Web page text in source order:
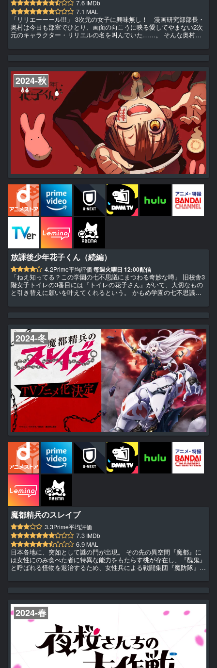
7.6 IMDb
7.1 MAL
「リリエーーール!!!」 3次元の女子に興味無し！ 漫画研究部部長・
奥村は今日も部室でひとり、画面の向こうに映る愛してやまない2次
元のキャラクター・リリエルの名を叫んでいた……。 そんな奥村の
乃リリサ。彼女は、漫画の中に登場する女の子のエッチで可愛い「衣
かしたリリサは、コスプレの写真や動画が詰め込まれた「ROM（...
2024-秋
放課後少年花子くん（続編）
4.2Prime平均評価 毎週火曜日 12:00配信
「ねえ知ってる？この学園の七不思議にまつわる奇妙な噂」 旧校舎3
階女子トイレの3番目には『トイレの花子さん』がいて、大切なもの
と引き替えに願いを叶えてくれるという。 かもめ学園の七不思議・
怪異事件ばかりが起こるこの学園で、彼らは平和な日をどう過ごして
2024-冬
魔都精兵のスレイブ
3.3Prime平均評価
7.3 IMDb
6.9 MAL
日本各地に、突如として謎の門が出現。 その先の異空間『魔都』に
は女性にのみ食べた者に特異な能力をもたらす桃が存在し、『醜鬼』
と呼ばれる怪物を退治するため、女性兵による戦闘集団『魔防隊』が
ある日、魔都へと迷い込むと醜鬼に襲われてしまう。そこへ駆けつけ
兼 魔防隊の管理人として醜鬼と戦うことに。 “飼われる少年”のバ
ト...
2024-春